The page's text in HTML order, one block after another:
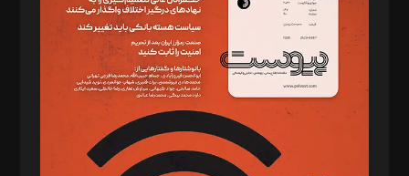
دبیر تحریریه: میثم قاسمی
د‌بیر ناداستان: سمانه سمیع
د‌بیر خدمت و تجارت: ابوالفضل رجبی
د‌بیر حقوق فناوری: حسام‌الدین ایپکچی
د‌بیر پیوست جهان: مینا پاکدل
د‌بیر تحریریه آنلاین: بابک نقاش
تحریریه‌: مجتبی محمود‌ی، آرش برهمند، یسنا امان‌پور، سروش کرمیان،